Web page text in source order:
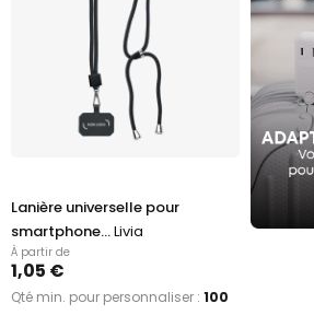
Lanière universelle pour
smartphone...Livia
À partir de
1,05 €
Qté min. pour personnaliser : 100